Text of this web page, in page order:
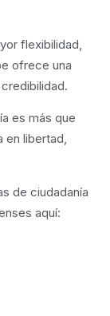
flexibilidad,
ofrece una
es más que
en libertad,
de ciudadanía
aquí: